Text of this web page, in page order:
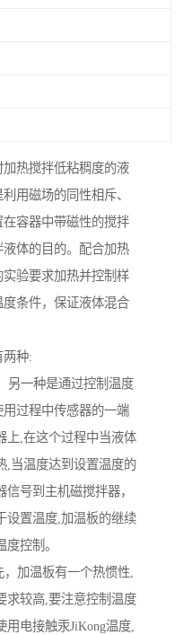
热搅拌低粘稠度的液
用磁场的同性相斥、
容器中带磁性的搅拌
体的目的。配合加热
验要求加热并控制样
条件，保证液体混合
两种:
另一种是通过控制温度
过程中传感器的一端
上,在这个过程中当液体
,当温度达到设置温度的
号到主机磁搅拌器，
设置温度,加温板的继续
控制。
加温板有一个热惯性,
求较高,要注意控制温度
用电接触汞JiKong温度,